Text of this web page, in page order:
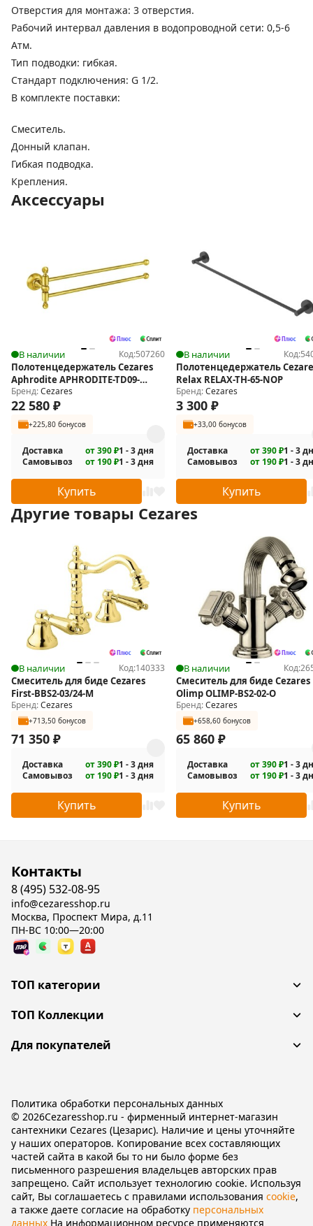
Отверстия для монтажа: 3 отверстия.
Рабочий интервал давления в водопроводной сети: 0,5-6
Атм.
Тип подводки: гибкая.
Стандарт подключения: G 1/2.
В комплекте поставки:
Смеситель.
Донный клапан.
Гибкая подводка.
Крепления.
Аксессуары
В наличии Код:507260
Полотенцедержатель Cezares
Aphrodite APHRODITE-TD09-
03/24-M поворотный
Бренд:Cezares
22 580 ₽
+225,80 бонусов
Доставка от 390 ₽1 - 3 дня
Самовывоз
от 190 ₽1 - 3 дня
Купить
В наличии Код:
Полотенцедержатель
Relax RELAX-TH-65-NOP
Бренд:Cezares
3 300 ₽
+33,00 бонусов
Доставка от 390 ₽1 - 3
Самовывоз
от 190 ₽1 - 3
Купить
Другие товары Cezares
В наличии Код:140333
Смеситель для биде Cezares
First-BBS2-03/24-M
Бренд:Cezares
+713,50 бонусов
71 350 ₽
Доставка от 390 ₽1 - 3 дня
Самовывоз
от 190 ₽1 - 3 дня
Купить
В наличии Код:
Смеситель для биде Cezares
Olimp OLIMP-BS2-02-O
Бренд:Cezares
+658,60 бонусов
65 860 ₽
Доставка от 390 ₽1 - 3
Самовывоз
от 190 ₽1 - 3
Купить
Контакты
8 (495) 532-08-95
info@cezaresshop.ru
Москва, Проспект Мира, д.11
ПН-ВС 10:00—20:00
ТОП категории
ТОП Коллекции
Для покупателей
© 2026Cezaresshop.ru - фирменный интернет-магазин
сантехники Cezares (Цезарис). Наличие и цены уточняйте
у наших операторов. Копирование всех составляющих
частей сайта в какой бы то ни было форме без
письменного разрешения владельцев авторских прав
запрещено. Сайт использует технологию cookie. Используя
сайт, Вы соглашаетесь с правилами использования cookie,
а также даете согласие на обработку персональных
данных На информационном ресурсе применяются
Политика обработки персональных данных